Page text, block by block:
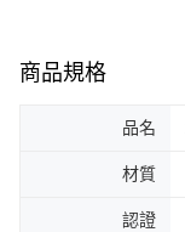
商品規格
品名
材質
認證